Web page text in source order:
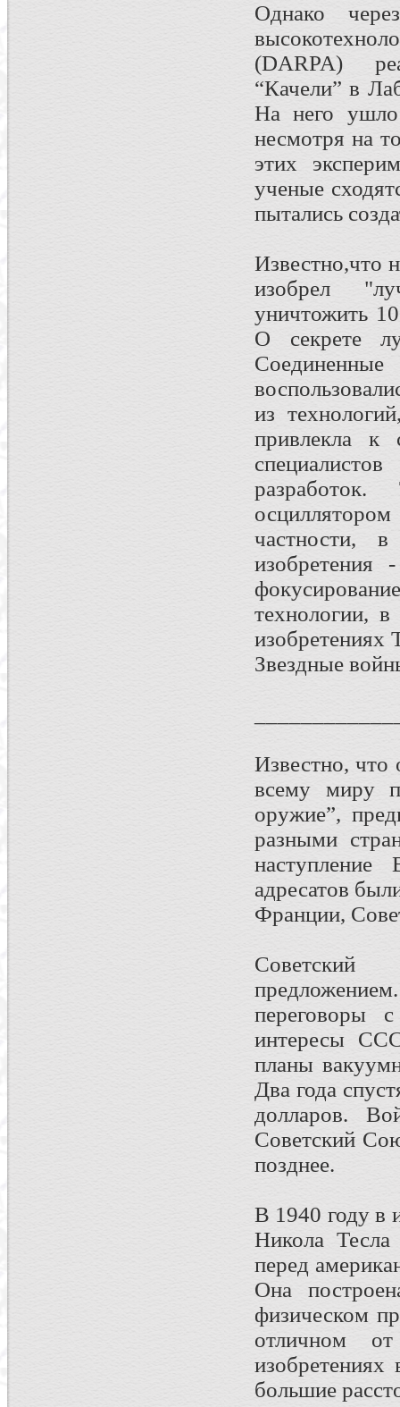
Однако
(DARPA)
“Качели” в
На него
несмотря на
этих
ученые
пытались
Известно,что
изобрел
уничтожить
О секрете
из
привлекла к
частности,
изобретения
технологии, в
изобретениях
Звездные
Известно, что
всему миру
оружие”,
разными
адресатов
Франции,
переговоры
интересы
планы
Два года
долларов.
Советский
позднее.
В 1940 году в
Никола Тесла
перед
Она
физическом
отличном
изобретениях
большие